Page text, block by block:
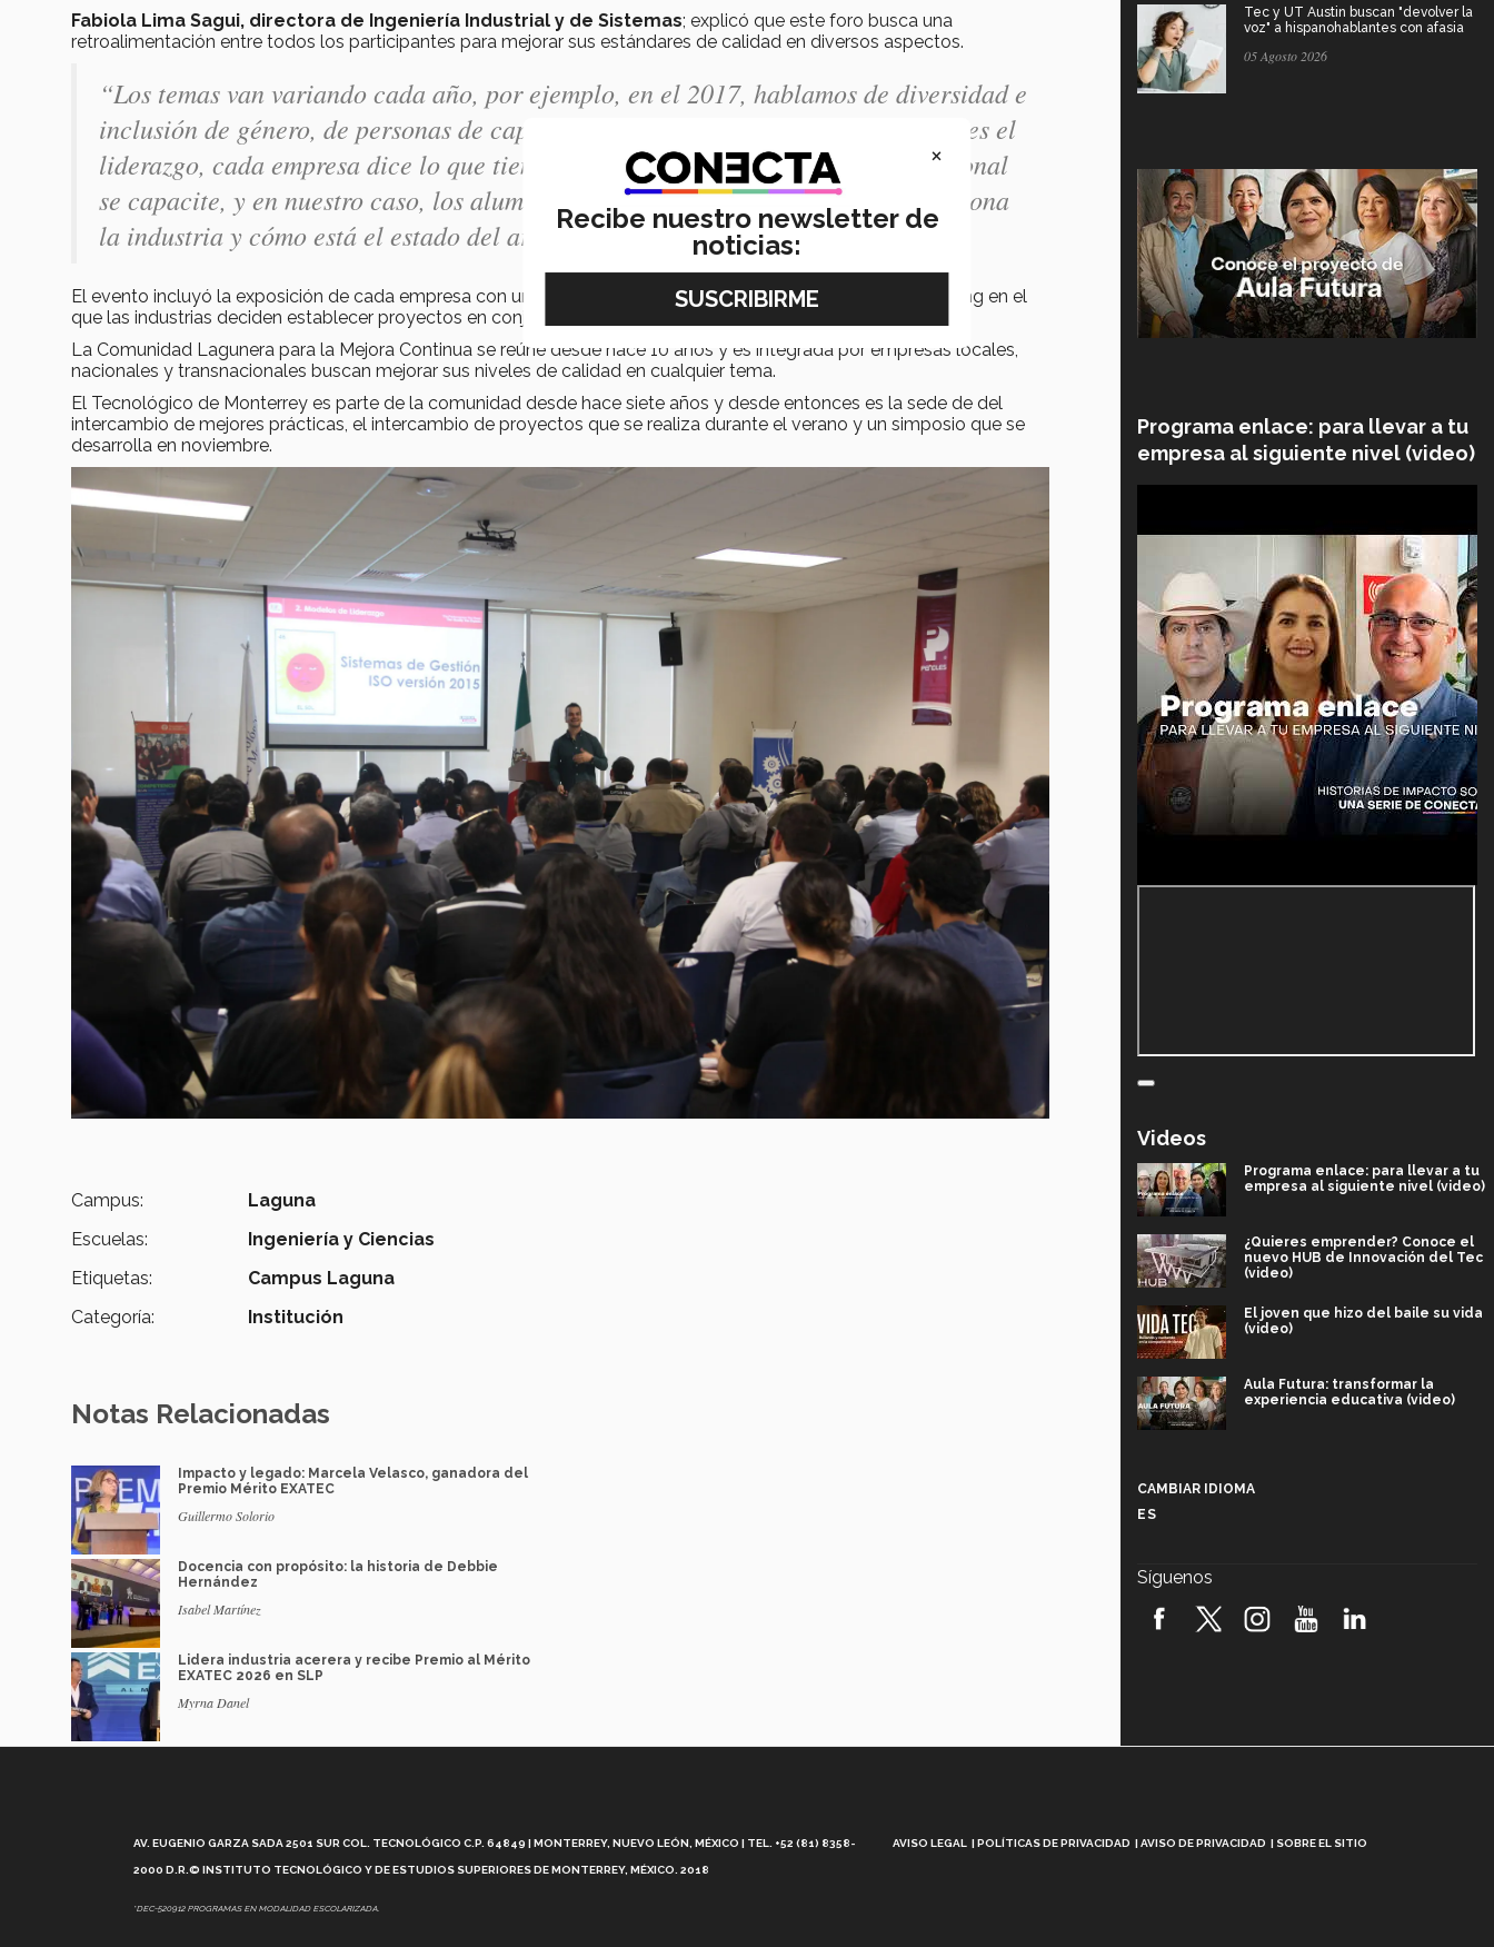
Fabiola Lima Sagui, directora de Ingeniería Industrial y de Sistemas; explicó que este foro busca una
retroalimentación entre todos los participantes para mejorar sus estándares de calidad en diversos aspectos.
“Los temas van variando cada año, por ejemplo, en el 2017, hablamos de diversidad e
inclusión de género, de personas de capacidades diferentes. El tema de este año es el
liderazgo, cada empresa dice lo que tiene como práctica y buscamos que el personal
se capacite, y en nuestro caso, los alumnos vayan entendiendo cómo es que funciona
la industria y cómo está el estado del arte de ese tema en especial”, detalló.
El evento incluyó la exposición de cada empresa con una duración de 20 minutos y un espacio para networking en el
que las industrias deciden establecer proyectos en conjunto o esquemas de colaboración.
La Comunidad Lagunera para la Mejora Continua se reúne desde hace 10 años y es integrada por empresas locales,
nacionales y transnacionales buscan mejorar sus niveles de calidad en cualquier tema.
El Tecnológico de Monterrey es parte de la comunidad desde hace siete años y desde entonces es la sede de del
intercambio de mejores prácticas, el intercambio de proyectos que se realiza durante el verano y un simposio que se
desarrolla en noviembre.
Campus:
Laguna
Escuelas:
Ingeniería y Ciencias
Etiquetas:
Campus Laguna
Categoría:
Institución
Notas Relacionadas
Impacto y legado: Marcela Velasco, ganadora del
Premio Mérito EXATEC
Guillermo Solorio
Docencia con propósito: la historia de Debbie
Hernández
Isabel Martínez
Lidera industria acerera y recibe Premio al Mérito
EXATEC 2026 en SLP
Myrna Danel
Tec y UT Austin buscan "devolver la
voz" a hispanohablantes con afasia
05 Agosto 2026
Programa enlace: para llevar a tu
empresa al siguiente nivel (video)
Videos
Programa enlace: para llevar a tu
empresa al siguiente nivel (video)
¿Quieres emprender? Conoce el
nuevo HUB de Innovación del Tec
(video)
El joven que hizo del baile su vida
(video)
Aula Futura: transformar la
experiencia educativa (video)
robótica FIRST 2026! (video)
CAMBIAR IDIOMA
ES
Síguenos
AV. EUGENIO GARZA SADA 2501 SUR COL. TECNOLÓGICO C.P. 64849 | MONTERREY, NUEVO LEÓN, MÉXICO | TEL. +52 (81) 8358-
2000 D.R.© INSTITUTO TECNOLÓGICO Y DE ESTUDIOS SUPERIORES DE MONTERREY, MÉXICO. 2018
*DEC-520912 PROGRAMAS EN MODALIDAD ESCOLARIZADA.
AVISO LEGAL POLÍTICAS DE PRIVACIDAD AVISO DE PRIVACIDAD SOBRE EL SITIO
×
Recibe nuestro newsletter de
noticias: